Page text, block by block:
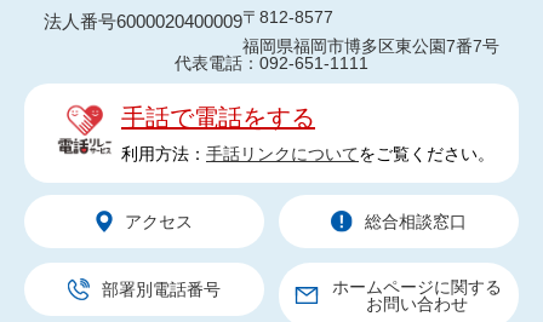
法人番号6000020400009〒812-8577
福岡県福岡市博多区東公園7番7号
代表電話：092-651-1111
手話で電話をする
利用方法： 手話リンクについてをご覧ください。
アクセス 総合相談窓口
部署別電話番号
ホームページに関する
お問い合わせ